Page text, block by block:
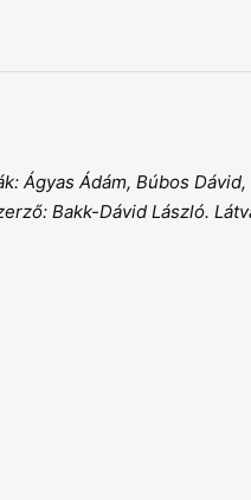
Ágyas Ádám, Búbos
Bakk-Dávid László.